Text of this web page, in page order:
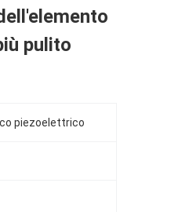
pulito
piezoelettrico